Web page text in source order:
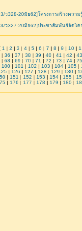
ว328-20มิย62]โครงการสร้างความ
ว327-20มิย62]ประชาสัมพันธ์จัดโค
1 | 2 | 3 | 4| 5| 6 | 7 | 8 | 9 | 10|
| 36 | 37 | 38 | 39 | 40 | 41 | 42 | 43
| 68 | 69 | 70 | 71 | 72 | 73 | 74 | 75
100 | 101 | 102 | 103 | 104 | 105 |
| 126 | 127 | 128 | 129 | 130|
| 151 | 152 | 153 | 154| 155|
| 176 | 177 | 178 | 179 | 180|